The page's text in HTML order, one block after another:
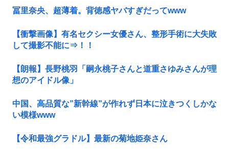
冨里奈央、超薄着。背徳感ヤバすぎだってwww
【衝撃画像】有名セクシー女優さん、整形手術に大失敗
して撮影不能に⇒！！
【朗報】長野桃羽「嗣永桃子さんと道重さゆみさんが理
想のアイドル像」
中国、高品質な”新幹線”が作れず日本に泣きつくしかな
い模様www
【令和最強グラドル】最新の菊地姫奈さん